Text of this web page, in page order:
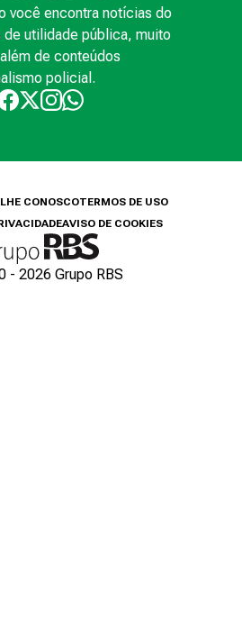
você encontra notícias do
de utilidade pública, muito
de conteúdos
policial.
CONOSCOTERMOS DE USO
AVISO DE COOKIES
- 2026 Grupo RBS